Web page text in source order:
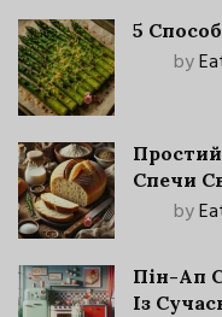
5
by
Спечи
by
Пін-Ап
Із